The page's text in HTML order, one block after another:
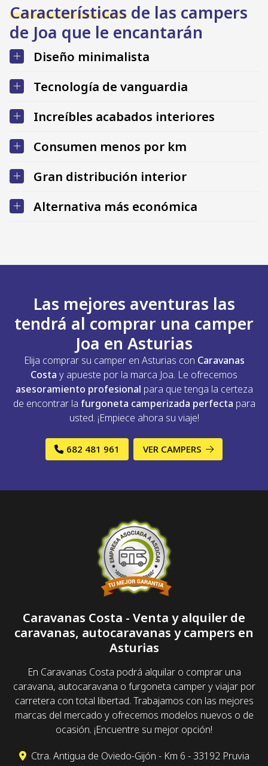
Características de las campers
de Joa que le encantarán
Diseño minimalista
Tecnología de vanguardia
Increíbles acabados interiores
Consumen menos por km
Gran distribución interior
Alternativa más económica
Las mejores aventuras las
tendrá al comprar una camper
Joa en Asturias
Elija comprar su camper en Asturias con Caravanas
Costa y apueste por la marca Joa. Le ofrecemos
asesoramiento profesional para que tenga la certeza
de encontrar la furgoneta camperizada perfecta para
usted. ¡Empiece ahora su viaje!
682 481 961 VER CAMPERS
Caravanas Costa - Venta y alquiler de
caravanas, autocaravanas y campers en
Asturias
En Caravanas Costa podrá alquilar o comprar una
caravana, autocaravana o furgoneta camper y viajar por
carretera con total libertad. Trabajamos con las mejores
marcas del mercado y ofrecemos modelos nuevos o de
ocasión. ¡Encuentre su mejor opción!
Ctra. Antigua de Oviedo-Gijón - Km 6 - 33192 Pruvia